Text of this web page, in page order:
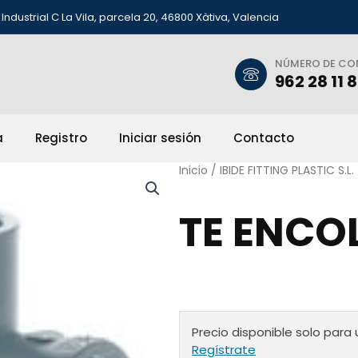
C La Vila, parcela 20, 46800 Xàtiva, Valencia
NÚMERO DE
962 28 11
Registro Iniciar sesión Contacto
Inicio / IBIDE FITTING PLASTIC S.L.
TE
Precio disponible solo
Regístrate